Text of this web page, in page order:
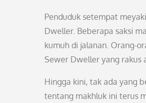
Penduduk setempat
Dweller. Beberapa saksi
kumuh di jalanan. Orang-
Sewer Dweller yang rakus
Hingga kini, tak ada yang
tentang makhluk ini terus